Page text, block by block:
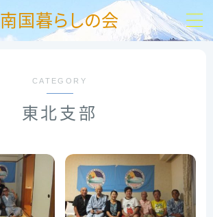
南国暮らしの会
CATEGORY
東北支部